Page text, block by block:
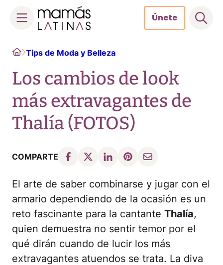
content
Únete
HomeTips de Moda y Belleza
Los cambios de look
más extravagantes de
Thalía (FOTOS)
COMPARTE
El arte de saber combinarse y jugar con el
armario dependiendo de la ocasión es un
reto fascinante para la cantante Thalía,
quien demuestra no sentir temor por el
qué dirán cuando de lucir los más
extravagantes atuendos se trata. La diva